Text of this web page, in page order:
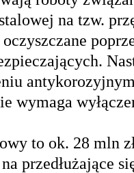
na tzw.
wymaga
to ok. 28 mln
przedłużające